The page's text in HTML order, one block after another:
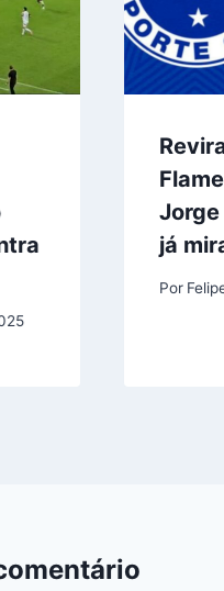
Jorge
já
Por